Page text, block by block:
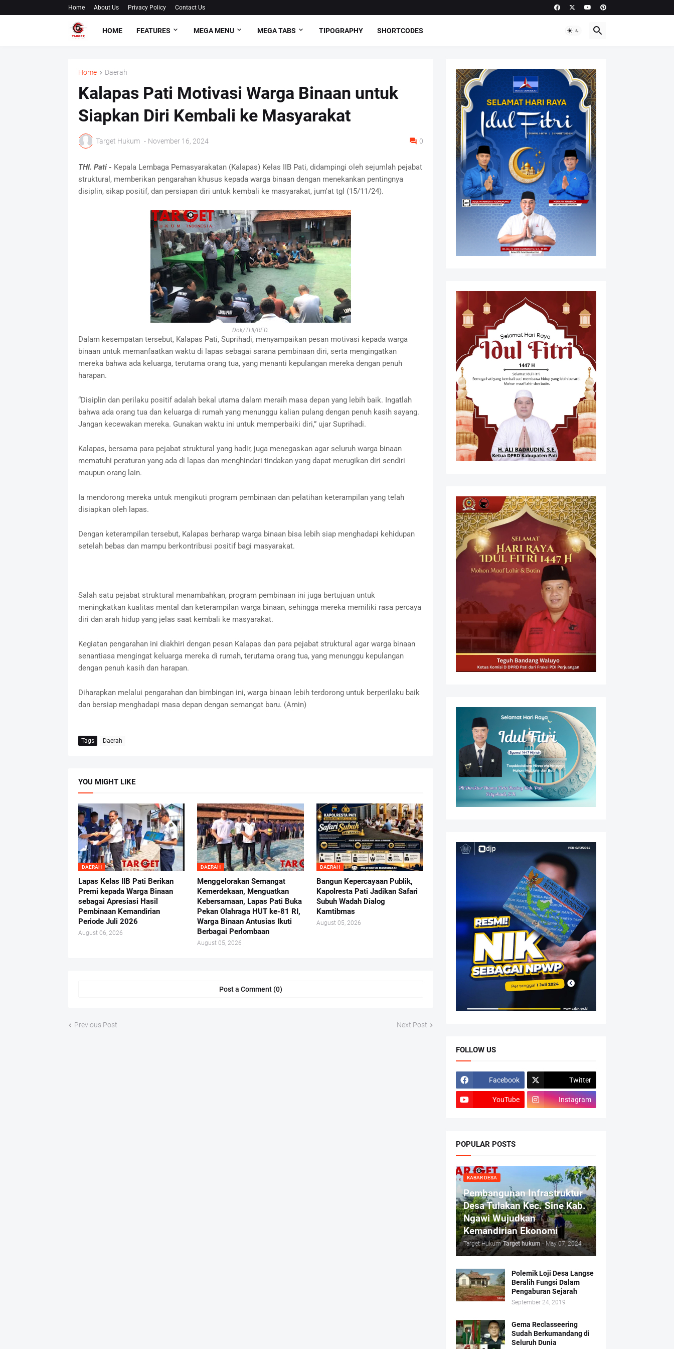
Home About Us Privacy Policy Contact Us
HOME FEATURES MEGA MENU MEGA TABS TIPOGRAPHY SHORTCODES
Home Daerah
Kalapas Pati Motivasi Warga Binaan untuk
Siapkan Diri Kembali ke Masyarakat
Target Hukum - November 16, 2024 0
THI. Pati - Kepala Lembaga Pemasyarakatan (Kalapas) Kelas IIB Pati, didampingi oleh sejumlah pejabat
struktural, memberikan pengarahan khusus kepada warga binaan dengan menekankan pentingnya
disiplin, sikap positif, dan persiapan diri untuk kembali ke masyarakat, jum'at tgl (15/11/24).
Dok/THI/RED.
Dalam kesempatan tersebut, Kalapas Pati, Suprihadi, menyampaikan pesan motivasi kepada warga
binaan untuk memanfaatkan waktu di lapas sebagai sarana pembinaan diri, serta mengingatkan
mereka bahwa ada keluarga, terutama orang tua, yang menanti kepulangan mereka dengan penuh
harapan.
“Disiplin dan perilaku positif adalah bekal utama dalam meraih masa depan yang lebih baik. Ingatlah
bahwa ada orang tua dan keluarga di rumah yang menunggu kalian pulang dengan penuh kasih sayang.
Jangan kecewakan mereka. Gunakan waktu ini untuk memperbaiki diri,” ujar Suprihadi.
Kalapas, bersama para pejabat struktural yang hadir, juga menegaskan agar seluruh warga binaan
mematuhi peraturan yang ada di lapas dan menghindari tindakan yang dapat merugikan diri sendiri
maupun orang lain.
Ia mendorong mereka untuk mengikuti program pembinaan dan pelatihan keterampilan yang telah
disiapkan oleh lapas.
Dengan keterampilan tersebut, Kalapas berharap warga binaan bisa lebih siap menghadapi kehidupan
setelah bebas dan mampu berkontribusi positif bagi masyarakat.
Salah satu pejabat struktural menambahkan, program pembinaan ini juga bertujuan untuk
meningkatkan kualitas mental dan keterampilan warga binaan, sehingga mereka memiliki rasa percaya
diri dan arah hidup yang jelas saat kembali ke masyarakat.
Kegiatan pengarahan ini diakhiri dengan pesan Kalapas dan para pejabat struktural agar warga binaan
senantiasa mengingat keluarga mereka di rumah, terutama orang tua, yang menunggu kepulangan
dengan penuh kasih dan harapan.
Diharapkan melalui pengarahan dan bimbingan ini, warga binaan lebih terdorong untuk berperilaku baik
dan bersiap menghadapi masa depan dengan semangat baru. (Amin)
Tags Daerah
YOU MIGHT LIKE
DAERAH
Lapas Kelas IIB Pati Berikan
Premi kepada Warga Binaan
sebagai Apresiasi Hasil
Pembinaan Kemandirian
Periode Juli 2026
August 06, 2026
DAERAH
Menggelorakan Semangat
Kemerdekaan, Menguatkan
Kebersamaan, Lapas Pati Buka
Pekan Olahraga HUT ke-81 RI,
Warga Binaan Antusias Ikuti
Berbagai Perlombaan
August 05, 2026
DAERAH
Bangun Kepercayaan Publik,
Kapolresta Pati Jadikan Safari
Subuh Wadah Dialog
Kamtibmas
August 05, 2026
Post a Comment (0)
Previous Post Next Post
FOLLOW US
Facebook Twitter
YouTube Instagram
POPULAR POSTS
KABAR DESA
Pembangunan Infrastruktur
Desa Tulakan Kec. Sine Kab.
Ngawi Wujudkan
Kemandirian Ekonomi
Target Hukum Target hukum - May 07, 2024
Polemik Loji Desa Langse
Beralih Fungsi Dalam
Pengaburan Sejarah
September 24, 2019
Gema Reclasseering
Sudah Berkumandang di
Seluruh Dunia